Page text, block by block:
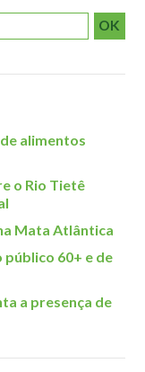
OK
alimentos
o Rio Tietê
Mata Atlântica
60+ e de
a presença de